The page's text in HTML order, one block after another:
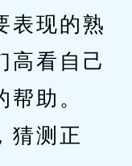
现的熟
高看自己
助。
测正